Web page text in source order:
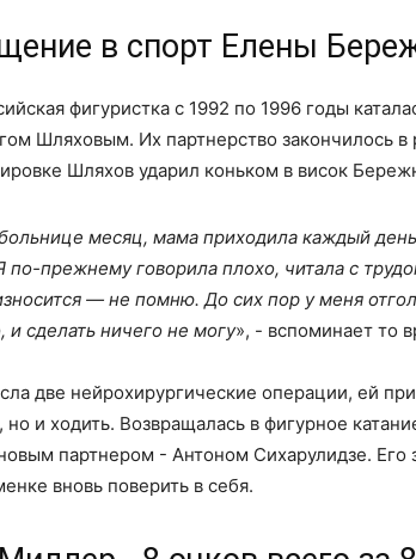
в спорт Елены
фигуристка с 1992 по 1996 годы
Шляховым. Их партнерство закончилось в
Шляхов ударил коньком в висок
месяц, мама приходила каждый
по-прежнему говорила плохо, читала с
— не помню. До сих пор у меня
сделать ничего не могу», - вспоминает то
две нейрохирургические операции, ей
но и ходить. Возвращалась в фигурное
партнером - Антоном Сихарулидзе. Его
вновь поверить в себя.